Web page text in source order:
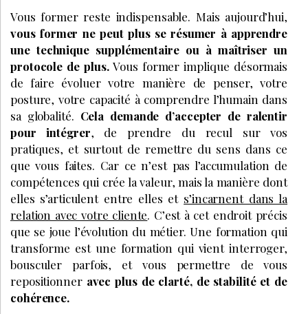
Vous former reste indispensable. Mais aujourd’hui,
vous former ne peut plus se résumer à apprendre
une technique supplémentaire ou à maîtriser un
protocole de plus.Vous former implique désormais
de faire évoluer votre manière de penser, votre
posture, votre capacité à comprendre l’humain dans
sa globalité. Cela demande d’accepter de ralentir
pour intégrer, de prendre du recul sur vos
pratiques, et surtout de remettre du sens dans ce
que vous faites. Car ce n’est pas l’accumulation de
compétences qui crée la valeur, mais la manière dont
elles s’articulent entre elles et s’incarnent dans la
relation avec votre cliente. C’est à cet endroit précis
que se joue l’évolution du métier. Une formation qui
transforme est une formation qui vient interroger,
bousculer parfois, et vous permettre de vous
repositionneravec plus de clarté, de stabilité et de
cohérence.